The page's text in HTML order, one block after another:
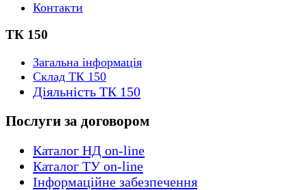
Контакти
ТК 150
Загальна інформація
Склад ТК 150
Діяльність ТК 150
Послуги за договором
Каталог НД on-line
Каталог ТУ on-line
Інформаційне забезпечення